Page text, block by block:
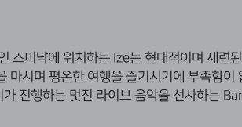
스미냑에 위치하는 Ize는 현대적이며 세련
마시며 평온한 여행을 즐기시기에 부족함이
진행하는 멋진 라이브 음악을 선사하는